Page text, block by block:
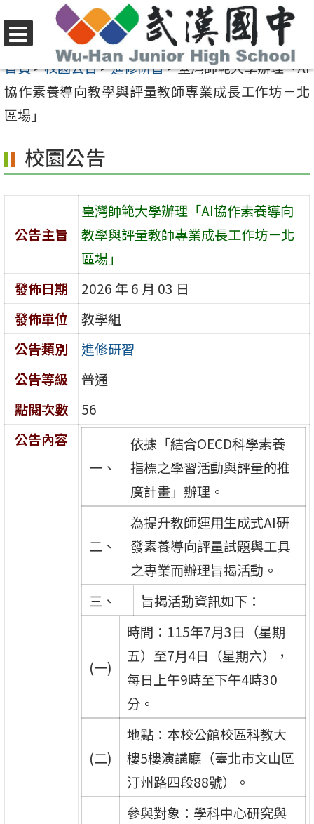
至
要
內
區
選
單
首頁>校園公告>進修研習>臺灣師範大學辦理「AI
協作素養導向教學與評量教師專業成長工作坊－北
區場」
校園公告
公告主旨
臺灣師範大學辦理「AI協作素養導向
教學與評量教師專業成長工作坊－北
區場」
發佈日期
2026 年 6 月 03 日
發佈單位
教學組
公告類別
進修研習
公告等級
普通
點閱次數
56
公告內容
一、
依據「結合OECD科學素養
指標之學習活動與評量的推
廣計畫」辦理。
二、
為提升教師運用生成式AI研
發素養導向評量試題與工具
之專業而辦理旨揭活動。
三、
旨揭活動資訊如下：
(一)
時間：115年7月3日（星期
五）至7月4日（星期六），
每日上午9時至下午4時30
分。
(二)
地點：本校公館校區科教大
樓5樓演講廳（臺北市文山區
汀州路四段88號）。
參與對象：學科中心研究與